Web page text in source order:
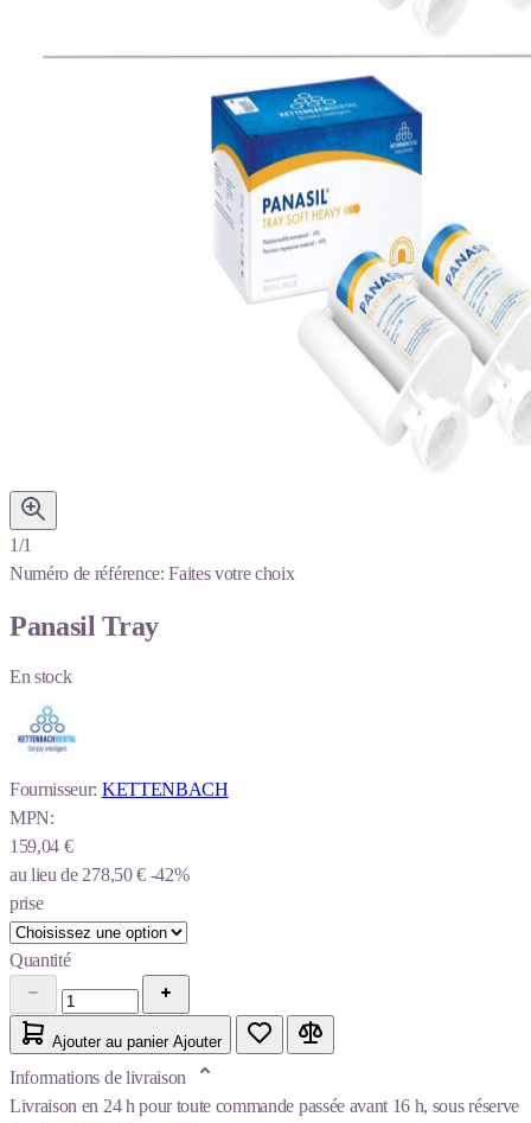
1/1
Numéro de référence: Faites votre choix
Panasil Tray
En stock
Fournisseur: KETTENBACH
MPN:
159,04 €
au lieu de278,50 € -42%
prise
Quantité
Ajouter au panier Ajouter
Informations de livraison
Livraison en 24 h pour toute commande passée avant 16 h, sous réserve